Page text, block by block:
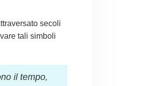
secoli
tali simboli
il tempo,